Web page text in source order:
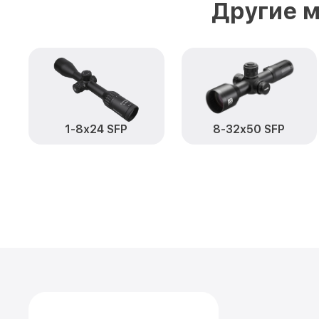
Другие
1-8x24 SFP 8-32x50 SFP